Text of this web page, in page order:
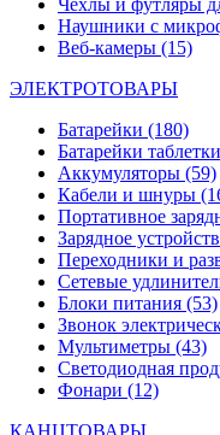
Чехлы и футляры
Наушники с
Веб-камеры (15)
ЭЛЕКТРОТОВАРЫ
Батарейки (180)
Батарейки таблетки
Аккумуляторы (59)
Кабели и шнуры
Портативное
Зарядное
Переходники и
Сетевые
Блоки питания (53)
Звонок
Мультиметры (43)
Светодиодная
Фонари (12)
КАНЦТОВАРЫ